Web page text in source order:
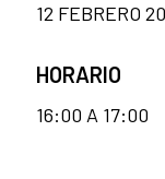
12 FEBRERO
HORARIO
16:00 A 17:00